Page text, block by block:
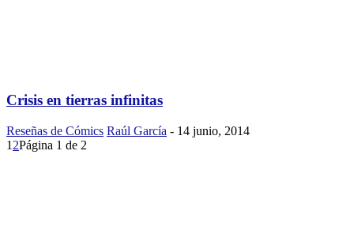
Crisis en tierras infinitas
Reseñas de Cómics Raúl García - 14 junio, 2014
1 2Página 1 de 2